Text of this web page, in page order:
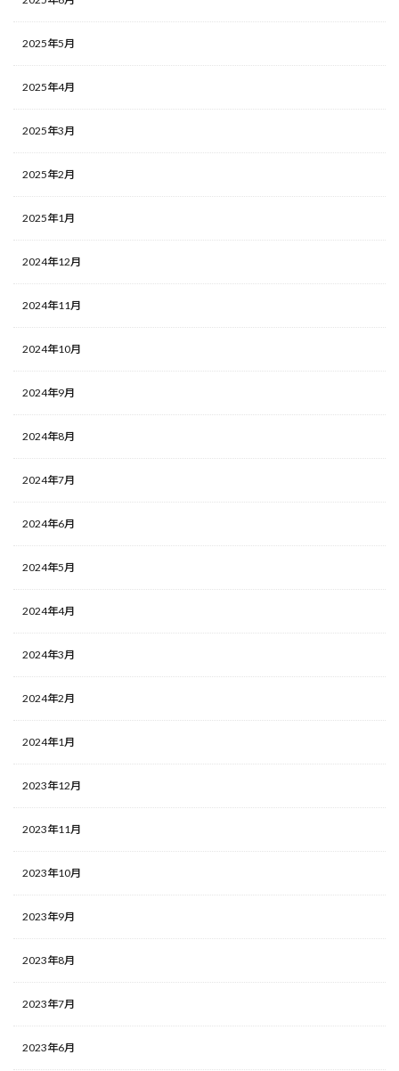
2025年5月
2025年4月
2025年3月
2025年2月
2025年1月
2024年12月
2024年11月
2024年10月
2024年9月
2024年8月
2024年7月
2024年6月
2024年5月
2024年4月
2024年3月
2024年2月
2024年1月
2023年12月
2023年11月
2023年10月
2023年9月
2023年8月
2023年7月
2023年6月